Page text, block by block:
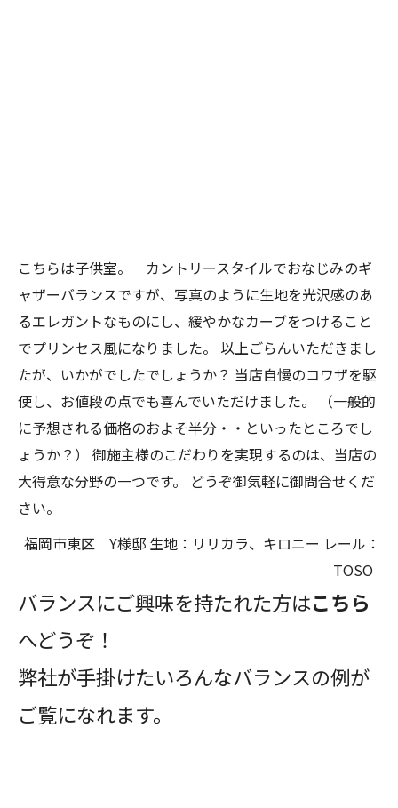
こちらは子供室。 カントリースタイルでおなじみのギ
ャザーバランスですが、写真のように生地を光沢感のあ
るエレガントなものにし、緩やかなカーブをつけること
でプリンセス風になりました。
以上ごらんいただきまし
たが、いかがでしたでしょうか？ 当店自慢のコワザを駆
使し、お値段の点でも喜んでいただけました。
（一般的
に予想される価格のおよそ半分・・といったところでし
ょうか？）
御施主様のこだわりを実現するのは、当店の
大得意な分野の一つです。
どうぞ御気軽に御問合せくだ
さい。
福岡市東区 Y様邸 生地：リリカラ、キロニー レール：
TOSO
バランスにご興味を持たれた方はこちら
へどうぞ！
弊社が手掛けたいろんなバランスの例が
ご覧になれます。